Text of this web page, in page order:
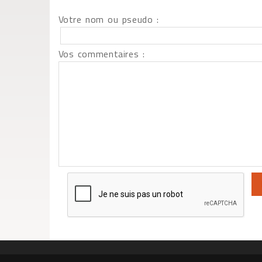
Votre nom ou pseudo :
Vos commentaires :